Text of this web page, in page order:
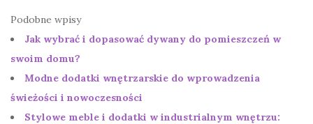
Podobne wpisy
Jak wybrać i dopasować dywany do pomieszczeń w
swoim domu?
Modne dodatki wnętrzarskie do wprowadzenia
świeżości i nowoczesności
Stylowe meble i dodatki w industrialnym wnętrzu: